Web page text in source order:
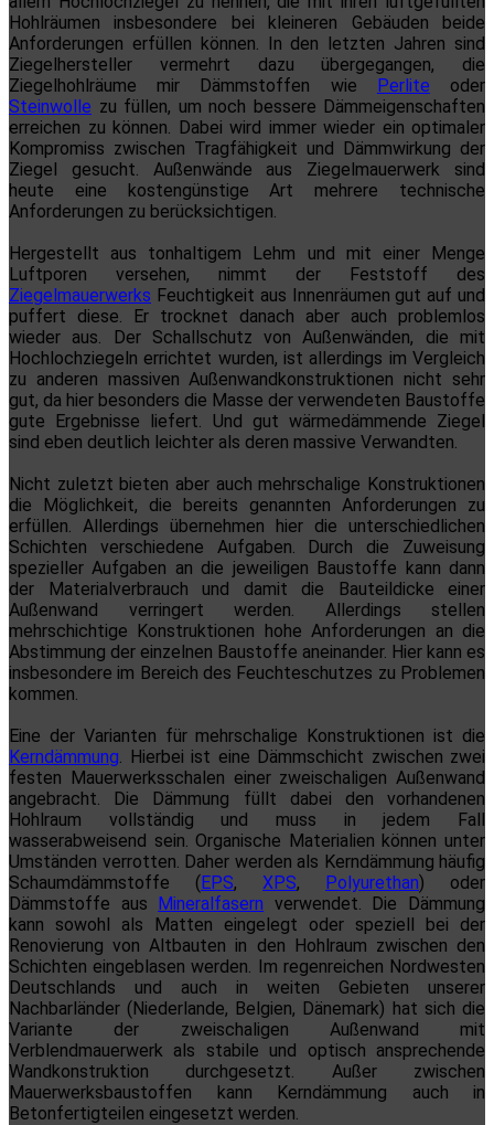
Hohlräumen insbesondere bei kleineren Gebäuden beide
Anforderungen erfüllen können. In den letzten Jahren sind
Ziegelhersteller vermehrt dazu übergegangen, die
Ziegelhohlräume mir Dämmstoffen wie Perlite oder
Steinwolle zu füllen, um noch bessere Dämmeigenschaften
erreichen zu können. Dabei wird immer wieder ein optimaler
Kompromiss zwischen Tragfähigkeit und Dämmwirkung der
Ziegel gesucht. Außenwände aus Ziegelmauerwerk sind
heute eine kostengünstige Art mehrere technische
Anforderungen zu berücksichtigen.
Hergestellt aus tonhaltigem Lehm und mit einer Menge
Luftporen versehen, nimmt der Feststoff des
Ziegelmauerwerks Feuchtigkeit aus Innenräumen gut auf und
puffert diese. Er trocknet danach aber auch problemlos
wieder aus. Der Schallschutz von Außenwänden, die mit
Hochlochziegeln errichtet wurden, ist allerdings im Vergleich
zu anderen massiven Außenwandkonstruktionen nicht sehr
gut, da hier besonders die Masse der verwendeten Baustoffe
gute Ergebnisse liefert. Und gut wärmedämmende Ziegel
sind eben deutlich leichter als deren massive Verwandten.
Nicht zuletzt bieten aber auch mehrschalige Konstruktionen
die Möglichkeit, die bereits genannten Anforderungen zu
erfüllen. Allerdings übernehmen hier die unterschiedlichen
Schichten verschiedene Aufgaben. Durch die Zuweisung
spezieller Aufgaben an die jeweiligen Baustoffe kann dann
der Materialverbrauch und damit die Bauteildicke einer
Außenwand verringert werden. Allerdings stellen
mehrschichtige Konstruktionen hohe Anforderungen an die
Abstimmung der einzelnen Baustoffe aneinander. Hier kann es
insbesondere im Bereich des Feuchteschutzes zu Problemen
kommen.
Eine der Varianten für mehrschalige Konstruktionen ist die
Kerndämmung. Hierbei ist eine Dämmschicht zwischen zwei
festen Mauerwerksschalen einer zweischaligen Außenwand
angebracht. Die Dämmung füllt dabei den vorhandenen
Hohlraum vollständig und muss in jedem Fall
wasserabweisend sein. Organische Materialien können unter
Umständen verrotten. Daher werden als Kerndämmung häufig
Schaumdämmstoffe (EPS, XPS, Polyurethan) oder
Dämmstoffe aus Mineralfasern verwendet. Die Dämmung
kann sowohl als Matten eingelegt oder speziell bei der
Renovierung von Altbauten in den Hohlraum zwischen den
Schichten eingeblasen werden. Im regenreichen Nordwesten
Deutschlands und auch in weiten Gebieten unserer
Nachbarländer (Niederlande, Belgien, Dänemark) hat sich die
Variante der zweischaligen Außenwand mit
Verblendmauerwerk als stabile und optisch ansprechende
Wandkonstruktion durchgesetzt. Außer zwischen
Mauerwerksbaustoffen kann Kerndämmung auch in
Betonfertigteilen eingesetzt werden.